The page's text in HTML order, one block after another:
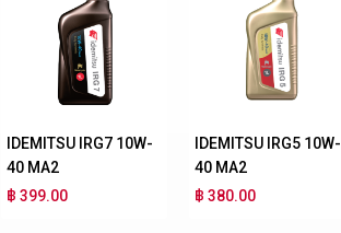
IDEMITSU IRG7 10W-
40 MA2
฿ 399.00
IDEMITSU IRG5 10W-
40 MA2
฿ 380.00